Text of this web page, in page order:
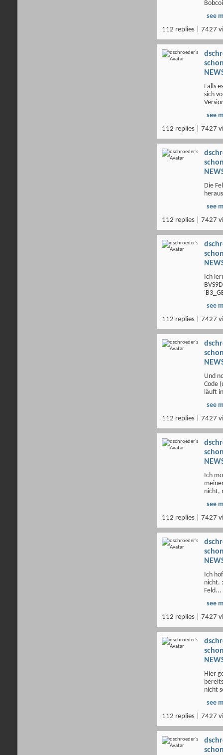
see
112 replies | 7427
Falls
sich
see
112 replies | 7427
Die
see
112 replies | 7427
Ich
see
112 replies | 7427
Und
Code
läuft
see
112 replies | 7427
Ich
nicht,
see
112 replies | 7427
Ich
nicht.
Feld...
see
112 replies | 7427
Hier
nicht
see
112 replies | 7427